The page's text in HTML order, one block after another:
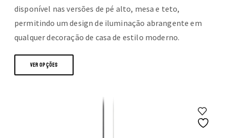
disponível nas versões de pé alto, mesa e teto,
permitindo um design de iluminação abrangente em
qualquer decoração de casa de estilo moderno.
VER OPÇÕES
product
multiple
variants.